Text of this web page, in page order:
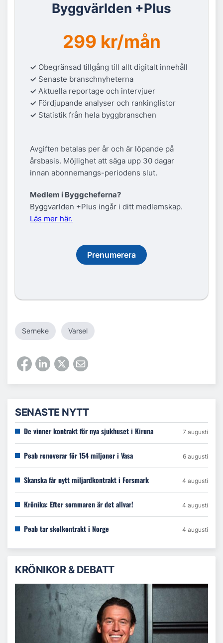
Byggvärlden +Plus
299 kr/mån
✓ Obegränsad tillgång till allt digitalt innehåll
✓ Senaste branschnyheterna
✓ Aktuella reportage och intervjuer
✓ Fördjupande analyser och rankinglistor
✓ Statistik från hela byggbranschen
Avgiften betalas per år och är löpande på
årsbasis. Möjlighet att säga upp 30 dagar
innan abonnemangs-periodens slut.
Medlem i Byggcheferna?
Byggvarlden +Plus ingår i ditt medlemskap.
Läs mer här.
Prenumerera
Serneke Varsel
SENASTE NYTT
De vinner kontrakt för nya sjukhuset i Kiruna 7 augusti
Peab renoverar för 154 miljoner i Vasa 6 augusti
Skanska får nytt miljardkontrakt i Forsmark 4 augusti
Krönika: Efter sommaren är det allvar! 4 augusti
Peab tar skolkontrakt i Norge 4 augusti
KRÖNIKOR & DEBATT